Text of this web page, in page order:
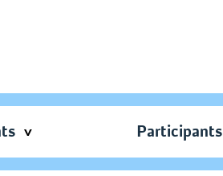
Participants